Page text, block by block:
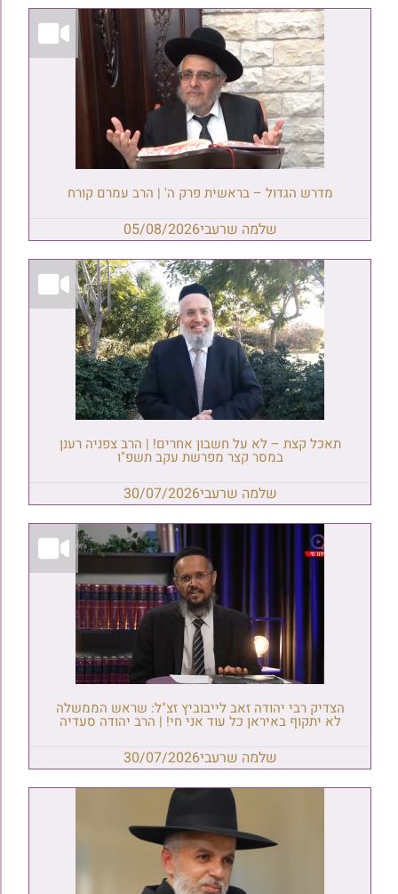
מדרש הגדול – בראשית פרק ה' | הרב עמרם קורח
שלמה שרעבי05/08/2026
תאכל קצת – לא על חשבון אחרים! | הרב צפניה רענן
במסר קצר מפרשת עקב תשפ"ו
שלמה שרעבי30/07/2026
הצדיק רבי יהודה זאב לייבוביץ זצ"ל: שראש הממשלה
לא יתקוף באיראן כל עוד אני חי! | הרב יהודה סעדיה
שלמה שרעבי30/07/2026